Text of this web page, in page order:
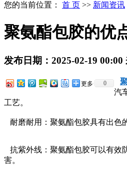
您的当前位置： 首 页 >> 新闻资讯
聚氨酯包胶的优
发布日期： 2025-02-19 00:00
更多 0
汽
工艺。
耐磨耐用：聚氨酯包胶具有出色
抗紫外线：聚氨酯包胶可以有效
害。